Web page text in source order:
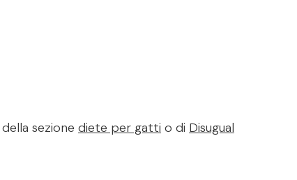
sezione diete per gatti o di Disugual